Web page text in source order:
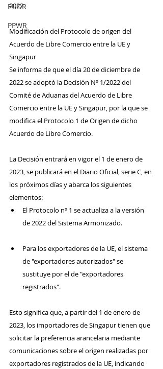
EUDR
PPWR
2022
Modificación del Protocolo de origen del
Acuerdo de Libre Comercio entre la UE y
Singapur
Se informa de que el día 20 de diciembre de
2022 se adoptó la Decisión Nº 1/2022 del
Comité de Aduanas del Acuerdo de Libre
Comercio entre la UE y Singapur, por la que se
modifica el Protocolo 1 de Origen de dicho
Acuerdo de Libre Comercio.
La Decisión entrará en vigor el 1 de enero de
2023, se publicará en el Diario Oficial, serie C, en
los próximos días y abarca los siguientes
elementos:
El Protocolo nº 1 se actualiza a la versión
de 2022 del Sistema Armonizado.
Para los exportadores de la UE, el sistema
de "exportadores autorizados" se
sustituye por el de "exportadores
registrados".
Esto significa que, a partir del 1 de enero de
2023, los importadores de Singapur tienen que
solicitar la preferencia arancelaria mediante
comunicaciones sobre el origen realizadas por
exportadores registrados de la UE, indicando